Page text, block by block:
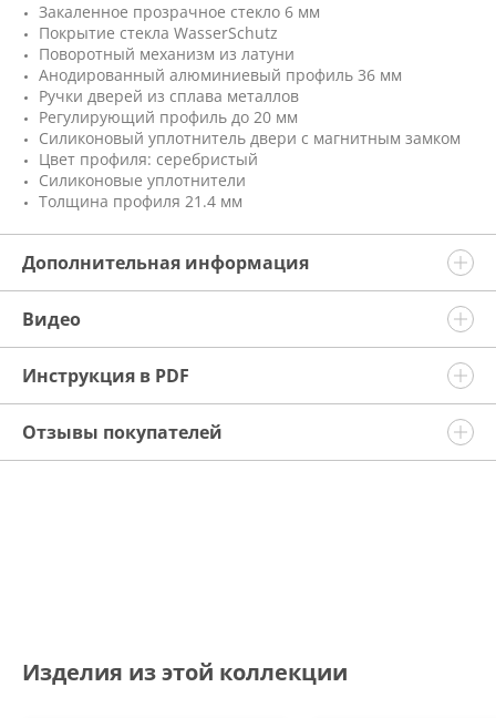
Закаленное прозрачное стекло 6 мм
Покрытие стекла WasserSchutz
Поворотный механизм из латуни
Анодированный алюминиевый профиль 36 мм
Ручки дверей из сплава металлов
Регулирующий профиль до 20 мм
Силиконовый уплотнитель двери с магнитным замком
Цвет профиля: серебристый
Силиконовые уплотнители
Толщина профиля 21.4 мм
Дополнительная информация
Видео
Инструкция в PDF
Отзывы покупателей
Изделия из этой коллекции